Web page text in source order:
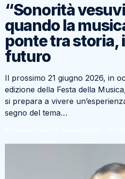
“Sonorità
quando la
ponte tra storia,
futuro
Il prossimo 21 giugno 2026, in
edizione della Festa della
si prepara a vivere
segno del tema…